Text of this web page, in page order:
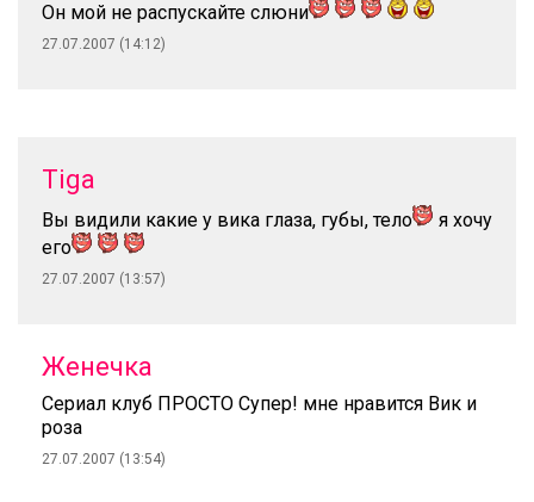
Он мой не распускайте слюни
27.07.2007 (14:12)
Tiga
Вы видили какие у вика глаза, губы, тело
я хочу
его
27.07.2007 (13:57)
Женечка
Сериал клуб ПРОСТО Супер! мне нравится Вик и
роза
27.07.2007 (13:54)